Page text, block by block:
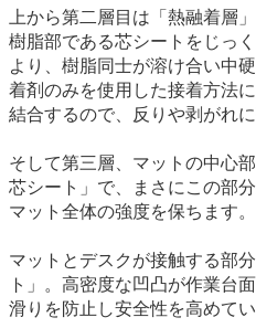
上から第二層目は「熱融着層
樹脂部である芯シートをじっ
より、樹脂同士が溶け合い中
着剤のみを使用した接着方法
結合するので、反りや剥がれに
そして第三層、マットの中心
芯シート」で、まさにこの部
マット全体の強度を保ちます。
マットとデスクが接触する部
ト」。高密度な凹凸が作業台
滑りを防止し安全性を高めてい